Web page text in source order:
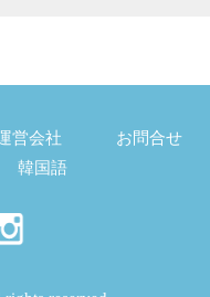
営会社
お問合せ
韓国語